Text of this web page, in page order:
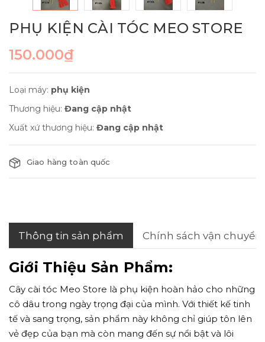
PHỤ KIỆN CÀI TÓC MEO STORE
150.000₫
Loại máy: phụ kiện
Thương hiệu: Đang cập nhật
Xuất xứ thương hiệu: Đang cập nhật
Giao hàng toàn quốc
Thông tin sản phẩm Chính sách vận chuyển
Giới Thiệu Sản Phẩm:
Cây cài tóc Meo Store là phụ kiện hoàn hảo cho những
cô dâu trong ngày trọng đại của mình. Với thiết kế tinh
tế và sang trọng, sản phẩm này không chỉ giúp tôn lên
vẻ đẹp của bạn mà còn mang đến sự nổi bật và lôi